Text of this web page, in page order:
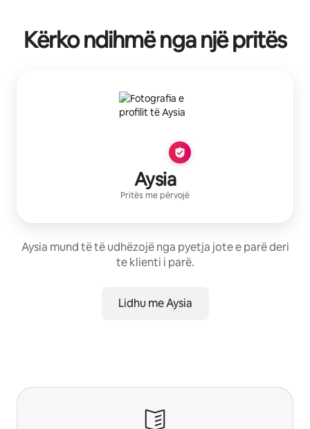
Kërko ndihmë nga një pritës
Aysia
Pritës me përvojë
Aysia mund të të udhëzojë nga pyetja jote e parë deri
te klienti i parë.
Lidhu me Aysia